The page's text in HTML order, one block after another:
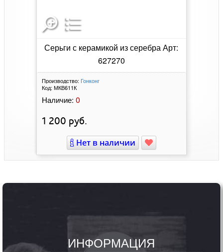
Серьги с керамикой из серебра Арт:
627270
Производство: Гонконг
Код: МКВ611К
Наличие: 0
1 200 руб.
Нет в наличии
ИНФОРМАЦИЯ